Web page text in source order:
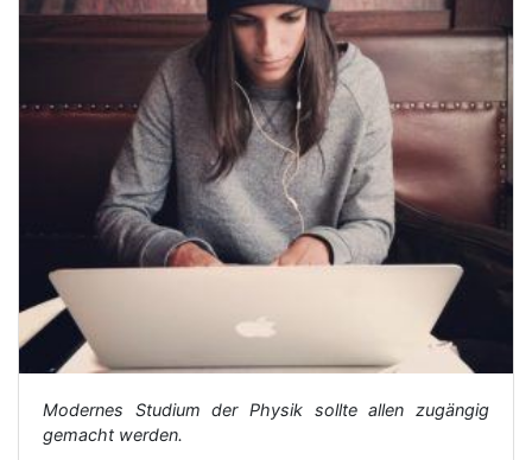
Modernes Studium der Physik sollte allen zugängig
gemacht werden.